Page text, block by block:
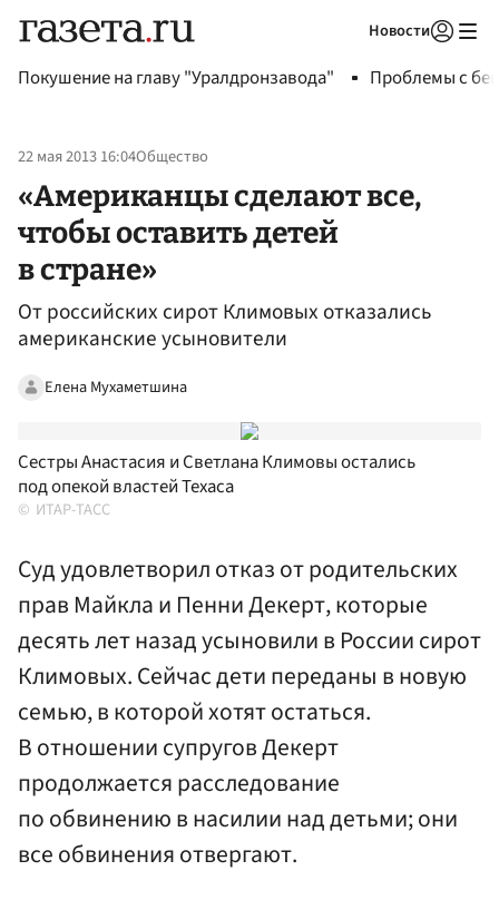
Новости
Покушение на главу "Уралдронзавода" Проблемы с
22 мая 2013 16:04Общество
«Американцы сделают все,
чтобы оставить детей
в стране»
От российских сирот Климовых отказались
американские усыновители
Елена Мухаметшина
Cестры Анастасия и Светлана Климовы остались
под опекой властей Техаса
ИТАР-ТАСС
Суд удовлетворил отказ от родительских
прав Майкла и Пенни Декерт, которые
десять лет назад усыновили в России сирот
Климовых. Сейчас дети переданы в новую
семью, в которой хотят остаться.
В отношении супругов Декерт
продолжается расследование
по обвинению в насилии над детьми; они
все обвинения отвергают.